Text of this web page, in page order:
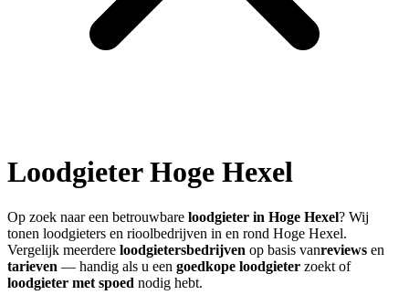
LoodgieterHoge Hexel
Op zoek naar een betrouwbare loodgieter in Hoge Hexel? Wij
tonen loodgieters en rioolbedrijven in en rond Hoge Hexel.
Vergelijk meerdere loodgietersbedrijven op basis vanreviews en
tarieven — handig als u een goedkope loodgieter zoekt of
loodgieter met spoed nodig hebt.